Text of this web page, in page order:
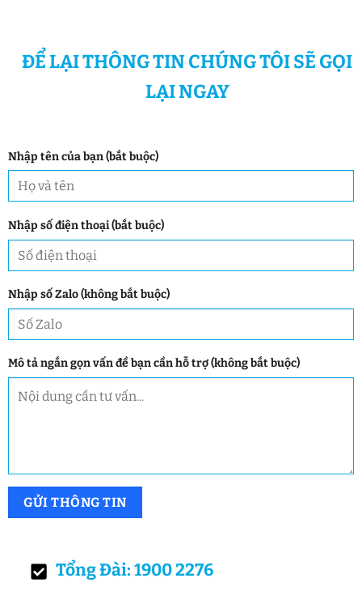
ĐỂ LẠI THÔNG TIN CHÚNG TÔI SẼ GỌI
LẠI NGAY
Nhập tên của bạn (bắt buộc)
Nhập số điện thoại (bắt buộc)
Nhập số Zalo (không bắt buộc)
Mô tả ngắn gọn vấn đề bạn cần hỗ trợ (không bắt buộc)
Tổng Đài: 1900 2276